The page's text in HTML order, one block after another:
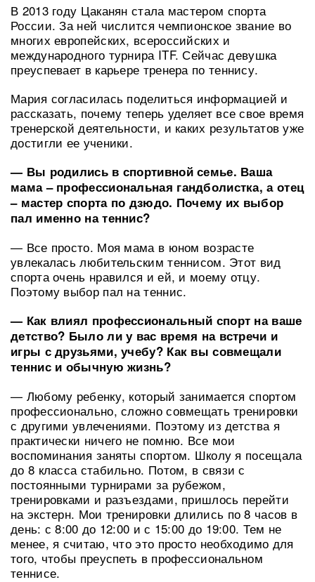
В 2013 году Цаканян стала мастером спорта
России. За ней числится чемпионское звание во
многих европейских, всероссийских и
международного турнира ITF. Сейчас девушка
преуспевает в карьере тренера по теннису.
Мария согласилась поделиться информацией и
рассказать, почему теперь уделяет все свое время
тренерской деятельности, и каких результатов уже
достигли ее ученики.
— Вы родились в спортивной семье. Ваша
мама – профессиональная гандболистка, а отец
– мастер спорта по дзюдо. Почему их выбор
пал именно на теннис?
— Все просто. Моя мама в юном возрасте
увлекалась любительским теннисом. Этот вид
спорта очень нравился и ей, и моему отцу.
Поэтому выбор пал на теннис.
— Как влиял профессиональный спорт на ваше
детство? Было ли у вас время на встречи и
игры с друзьями, учебу? Как вы совмещали
теннис и обычную жизнь?
— Любому ребенку, который занимается спортом
профессионально, сложно совмещать тренировки
с другими увлечениями. Поэтому из детства я
практически ничего не помню. Все мои
воспоминания заняты спортом. Школу я посещала
до 8 класса стабильно. Потом, в связи с
постоянными турнирами за рубежом,
тренировками и разъездами, пришлось перейти
на экстерн. Мои тренировки длились по 8 часов в
день: с 8:00 до 12:00 и с 15:00 до 19:00. Тем не
менее, я считаю, что это просто необходимо для
того, чтобы преуспеть в профессиональном
теннисе.